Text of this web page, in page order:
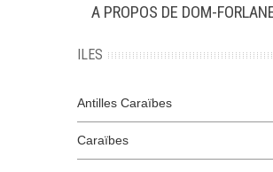
A PROPOS DE DOM-
ILES
Antilles Caraïbes
Caraïbes